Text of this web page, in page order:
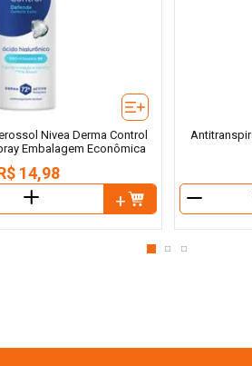
Nivea Derma Control
Embalagem Econômica
14,98
＋